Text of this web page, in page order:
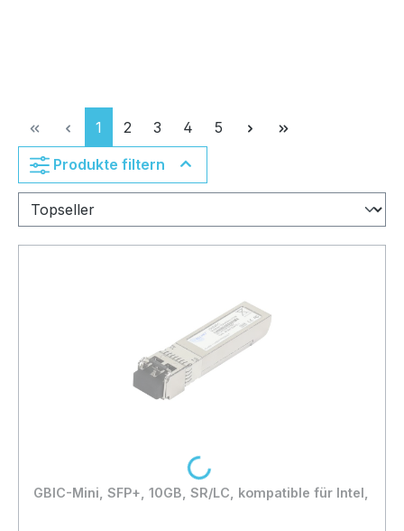
Seite
1 Seite
2 Seite
3 Seite
4 Seite
5
Produkte filtern
GBIC-Mini, SFP+, 10GB, SR/LC, kompatible für Intel,
Loading...